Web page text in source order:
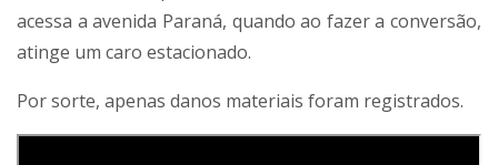
acessa a avenida Paraná, quando ao fazer a conversão,
atinge um caro estacionado.
Por sorte, apenas danos materiais foram registrados.